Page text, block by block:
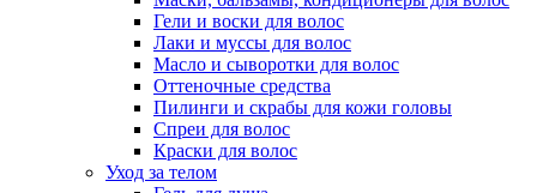
Гели и воски для волос
Лаки и муссы для волос
Масло и сыворотки для волос
Оттеночные средства
Пилинги и скрабы для кожи головы
Спреи для волос
Краски для волос
Уход за телом